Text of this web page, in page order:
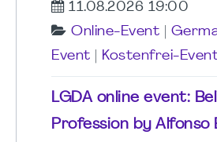
11.08.2026 19:00
Online-Event
Event
Kostenfrei-
LGDA online event:
Profession by Alfonso